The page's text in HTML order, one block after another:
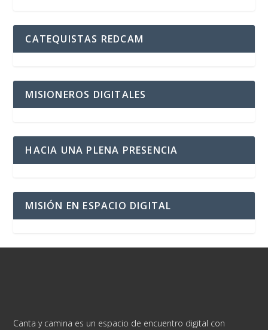
CATEQUISTAS REDCAM
MISIONEROS DIGITALES
HACIA UNA PLENA PRESENCIA
MISIÓN EN ESPACIO DIGITAL
Canta y camina es un espacio de encuentro digital con